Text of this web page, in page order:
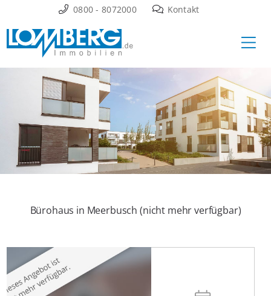
Inhalt
springen
0800 - 8072000 Kontakt
Bürohaus in Meerbusch (nicht mehr verfügbar)